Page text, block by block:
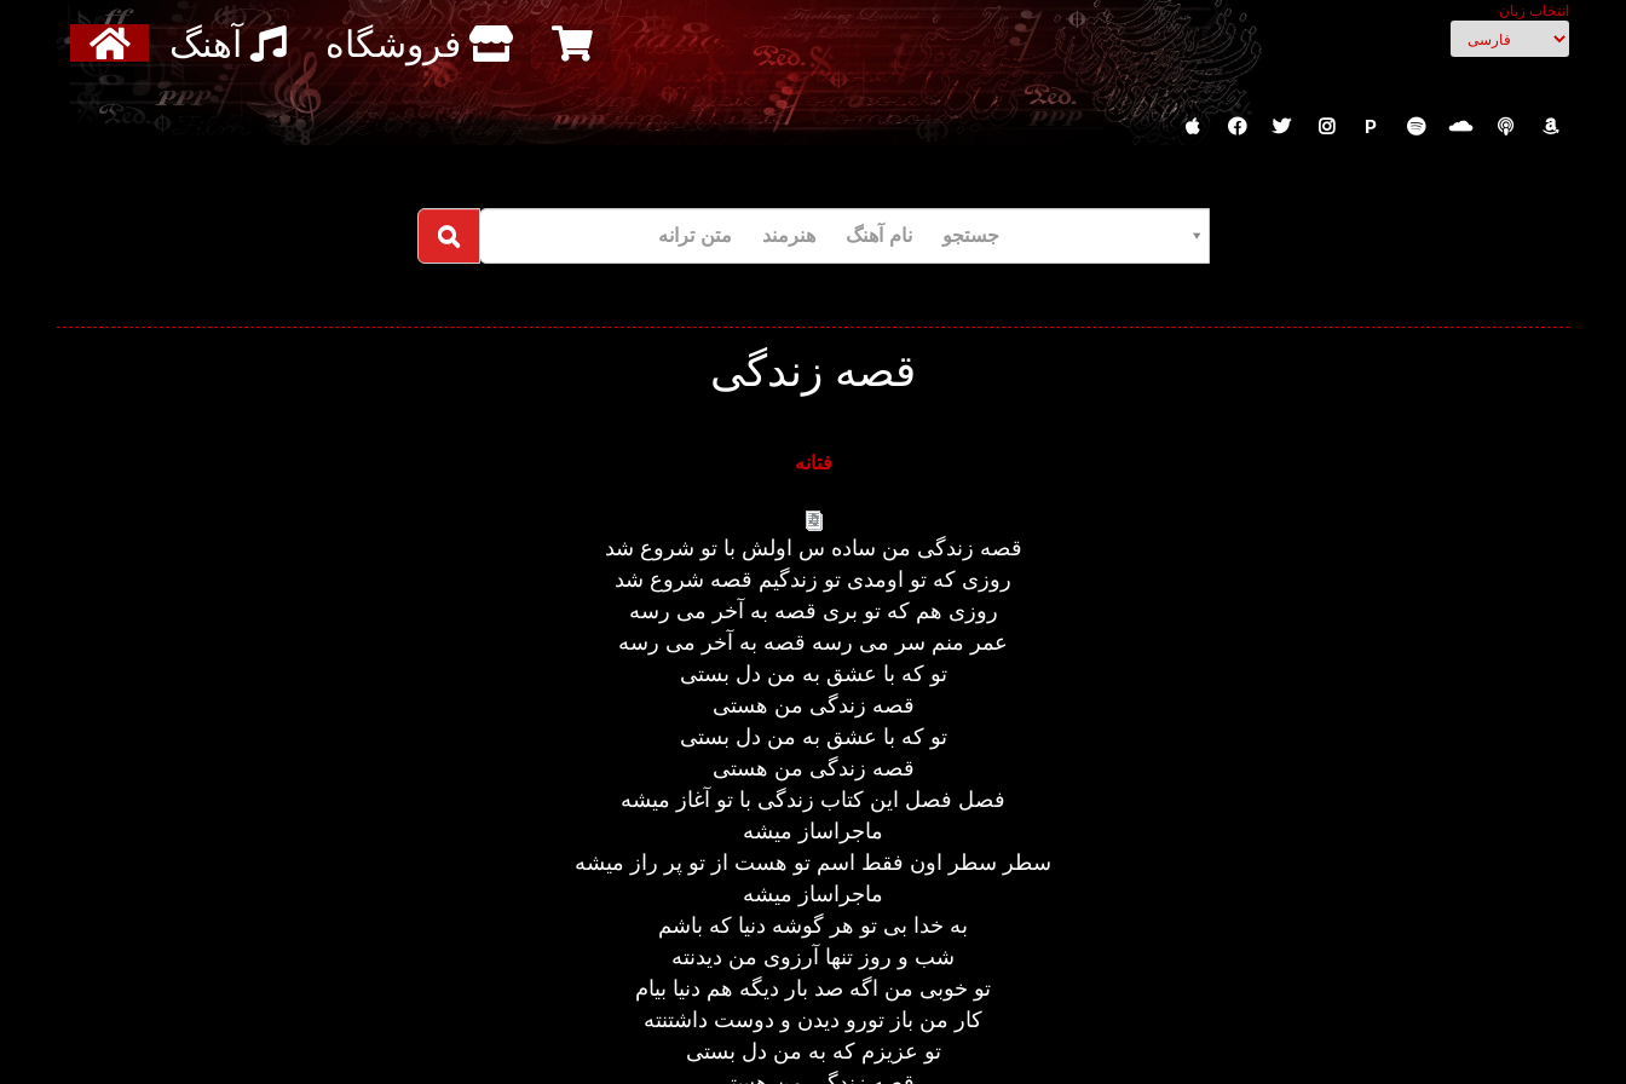
انتخاب زبان
آهنگ فروشگاه
P
جستجو نام آهنگ هنرمند متن ترانه
قصه زندگی
فتانه
قصه زندگی من ساده س اولش با تو شروع شد
روزی که تو اومدی تو زندگیم قصه شروع شد
روزی هم که تو بری قصه به آخر می رسه
عمر منم سر می رسه قصه به آخر می رسه
تو که با عشق به من دل بستی
قصه زندگی من هستی
تو که با عشق به من دل بستی
قصه زندگی من هستی
فصل فصل این کتاب زندگی با تو آغاز میشه
ماجراساز میشه
سطر سطر اون فقط اسم تو هست از تو پر راز میشه
ماجراساز میشه
به خدا بی تو هر گوشه دنیا که باشم
شب و روز تنها آرزوی من دیدنته
تو خوبی من اگه صد بار دیگه هم دنیا بیام
کار من باز تورو دیدن و دوست داشتنته
تو عزیزم که به من دل بستی